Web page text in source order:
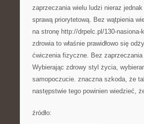
zaprzeczania wielu ludzi nieraz
sprawą priorytetową. Bez wątpienia
na stronę http://drpelc.pl/130-
zdrowia to właśnie prawidłowo się
ćwiczenia fizyczne. Bez
Wybierając zdrowy styl życia,
samopoczucie. znaczna szkoda, że
następstwie tego powinien wiedzieć,
źródło: